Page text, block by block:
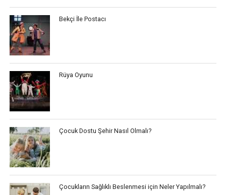
Bekçi İle Postacı
Rüya Oyunu
Çocuk Dostu Şehir Nasıl Olmalı?
Çocukların Sağlıklı Beslenmesi için Neler Yapılmalı?